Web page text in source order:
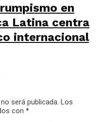
en
Latina centra
internacional
será publicada. Los
con *